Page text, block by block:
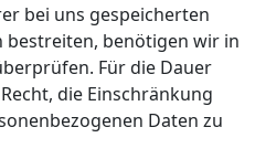
bei uns gespeicherten
bestreiten, benötigen wir in
Für die Dauer
die Einschränkung
Daten zu